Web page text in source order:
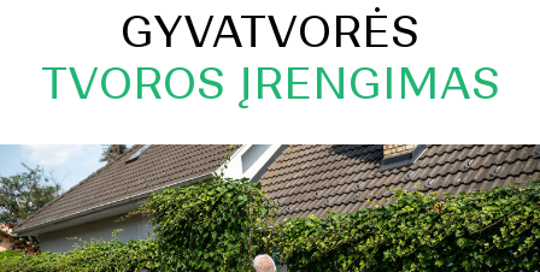
GYVATVORĖS
TVOROS ĮRENGIMAS